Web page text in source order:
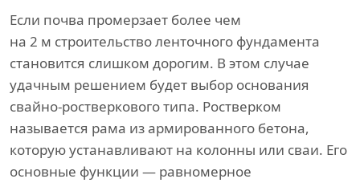
Если почва промерзает более чем
на 2 м строительство ленточного фундамента
становится слишком дорогим. В этом случае
удачным решением будет выбор основания
свайно-ростверкового типа. Ростверком
называется рама из армированного бетона,
которую устанавливают на колонны или сваи. Его
основные функции — равномерное